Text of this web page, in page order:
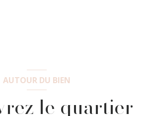
AUTOUR DU BIEN
le quartier